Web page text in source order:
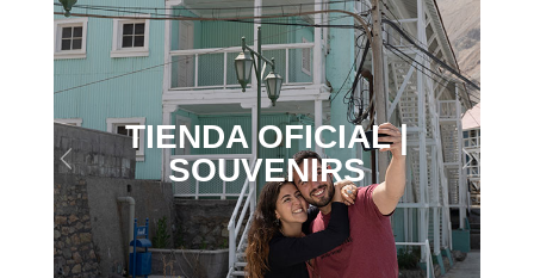
TIENDA OFICIAL |
SOUVENIRS
Previous Next